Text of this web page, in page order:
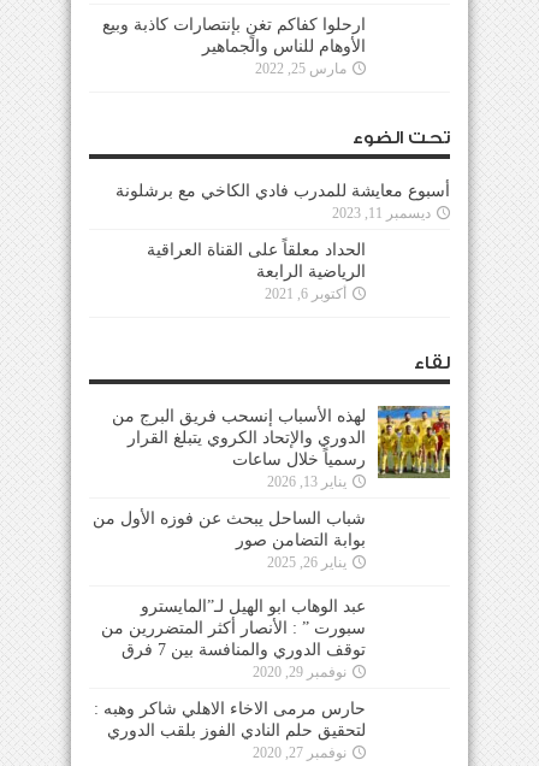
ارحلوا كفاكم تغنٍ بإنتصارات كاذبة وبيع
الأوهام للناس والجماهير
مارس 25, 2022
تحت الضوء
أسبوع معايشة للمدرب فادي الكاخي مع برشلونة
ديسمبر 11, 2023
الحداد معلقاً على القناة العراقية
الرياضية الرابعة
أكتوبر 6, 2021
لقاء
لهذه الأسباب إنسحب فريق البرج من
الدوري والإتحاد الكروي يتبلغ القرار
رسمياً خلال ساعات
يناير 13, 2026
شباب الساحل يبحث عن فوزه الأول من
بوابة التضامن صور
يناير 26, 2025
عبد الوهاب ابو الهيل لـ”المايسترو
سبورت ” : الأنصار أكثر المتضررين من
توقف الدوري والمنافسة بين 7 فرق
نوفمبر 29, 2020
حارس مرمى الاخاء الاهلي شاكر وهبه :
لتحقيق حلم النادي الفوز بلقب الدوري
نوفمبر 27, 2020